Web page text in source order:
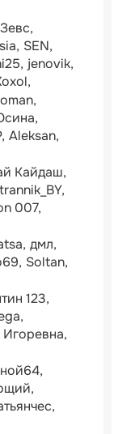
Зевс
SEN
jenovik
Aleksan
Кайдаш
007
дмл
Soltan
123
ной64